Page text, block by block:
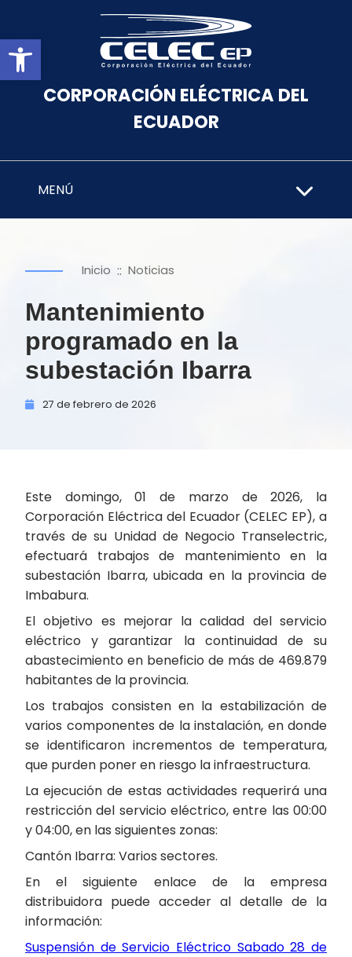
Abrir barra de herramientas
CORPORACIÓN ELÉCTRICA DEL
ECUADOR
MENÚ
Inicio :: Noticias
Mantenimiento
programado en la
subestación Ibarra
27 de febrero de 2026
Este domingo, 01 de marzo de 2026, la
Corporación Eléctrica del Ecuador (CELEC EP), a
través de su Unidad de Negocio Transelectric,
efectuará trabajos de mantenimiento en la
subestación Ibarra, ubicada en la provincia de
Imbabura.
El objetivo es mejorar la calidad del servicio
eléctrico y garantizar la continuidad de su
abastecimiento en beneficio de más de 469.879
habitantes de la provincia.
Los trabajos consisten en la estabilización de
varios componentes de la instalación, en donde
se identificaron incrementos de temperatura,
que purden poner en riesgo la infraestructura.
La ejecución de estas actividades requerirá una
restricción del servicio eléctrico, entre las 00:00
y 04:00, en las siguientes zonas:
Cantón Ibarra: Varios sectores.
En el siguiente enlace de la empresa
distribuidora puede acceder al detalle de la
información:
Suspensión de Servicio Eléctrico Sabado 28 de